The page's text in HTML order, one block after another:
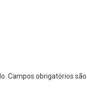
Campos obrigatórios são